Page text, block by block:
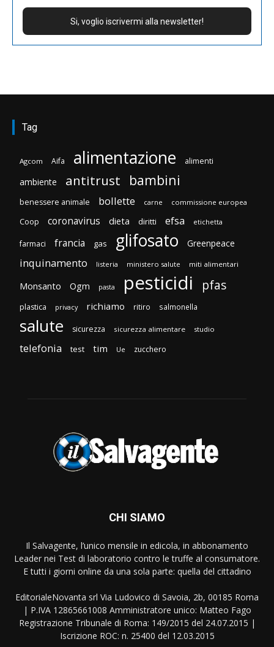
Tag
Agcom Aifa alimentazione alimenti
ambiente antitrust bambini
benessere animale bollette carne commissione europea
Coop coronavirus dieta diritti efsa etichetta
farmaci francia gas glifosato Greenpeace
inquinamento listeria ministero salute miti alimentari
Monsanto Ogm pasta pesticidi pfas
plastica privacy richiamo ritiro salmonella
salute sicurezza sicurezza alimentare studio
telefonia test tim Ue zucchero
CHI SIAMO
Il Salvagente, l’unico mensile in edicola, in abbonamento
Leader nei Test di laboratorio contro le truffe al consumatore.
E tutti i giorni online da una sola parte: quella del cittadino
EditorialeNovanta srl Via Ludovico di Savoia, 2b, 00185 Roma
| P.IVA 12865661008 Amministratore unico: Matteo Fago
Registrazione Tribunale di Roma: 149/2015 del 24.07.2015 |
Iscrizione ROC: n. 25400 del 12.03.2015